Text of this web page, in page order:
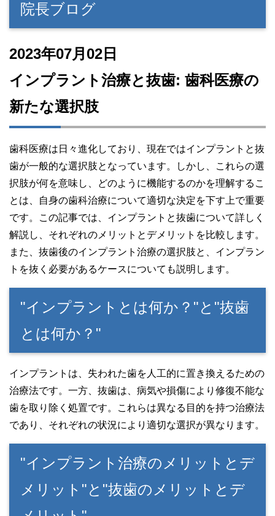
院長ブログ
2023年07月02日
インプラント治療と抜歯: 歯科医療の
新たな選択肢
歯科医療は日々進化しており、現在ではインプラントと抜
歯が一般的な選択肢となっています。しかし、これらの選
択肢が何を意味し、どのように機能するのかを理解するこ
とは、自身の歯科治療について適切な決定を下す上で重要
です。この記事では、インプラントと抜歯について詳しく
解説し、それぞれのメリットとデメリットを比較します。
また、抜歯後のインプラント治療の選択肢と、インプラン
トを抜く必要があるケースについても説明します。
"インプラントとは何か？"と"抜歯
とは何か？"
インプラントは、失われた歯を人工的に置き換えるための
治療法です。一方、抜歯は、病気や損傷により修復不能な
歯を取り除く処置です。これらは異なる目的を持つ治療法
であり、それぞれの状況により適切な選択が異なります。
"インプラント治療のメリットとデ
メリット"と"抜歯のメリットとデ